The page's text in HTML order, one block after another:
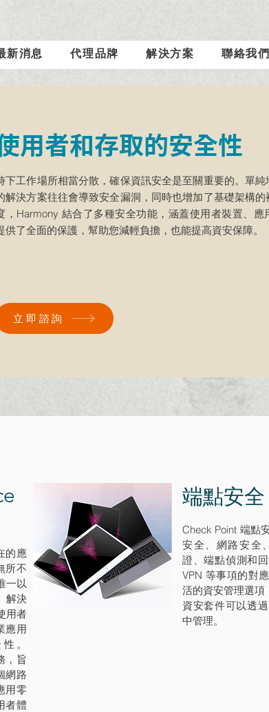
新消息 代理品牌 解決方案 聯絡我們
用者和存取的安全性
下工作場所相當分散，確保資訊安全是至關重要的。單
解決方案往往會導致安全漏洞，同時也增加了基礎架構
，Harmony 結合了多種安全功能，涵蓋使用者裝置、應
供了全面的保護，幫助您減輕負擔，也能提高資安保障。
立即諮詢
的應
所不
一以
解決
用者
應用
。
，旨
網路
用零
者體
端點安全
Check Point 端點
安全、網路安全
證、端點偵測和
VPN 等事項的對
活的資安管理選項
資安套件可以透
中管理。